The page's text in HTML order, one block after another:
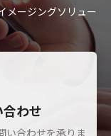
メージングソリュー
わせ
い合わせを承りま